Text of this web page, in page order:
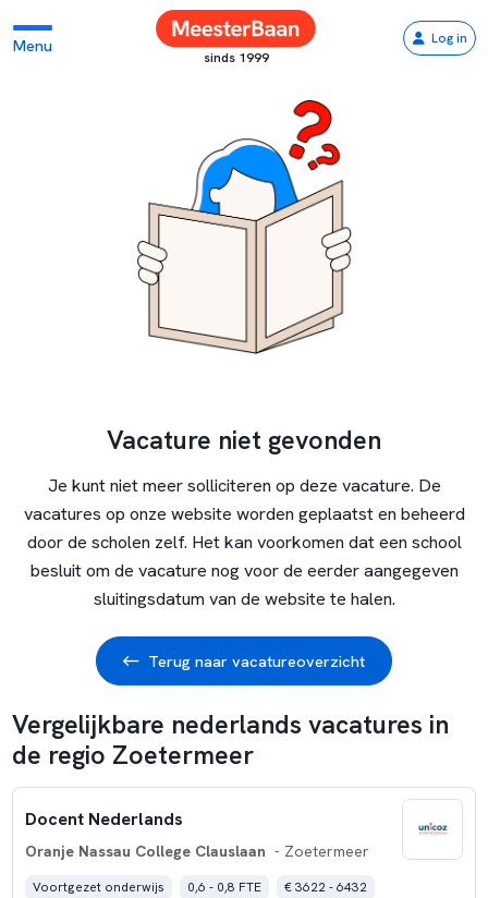
Menu
sinds 1999
Log in
Vacature niet gevonden
Je kunt niet meer solliciteren op deze vacature. De
vacatures op onze website worden geplaatst en beheerd
door de scholen zelf. Het kan voorkomen dat een school
besluit om de vacature nog voor de eerder aangegeven
sluitingsdatum van de website te halen.
Terug naar vacatureoverzicht
Vergelijkbare nederlands vacatures in
de regio Zoetermeer
Docent Nederlands
Oranje Nassau College Clauslaan - Zoetermeer
Voortgezet onderwijs 0,6 - 0,8 FTE
€ 3622 - 6432